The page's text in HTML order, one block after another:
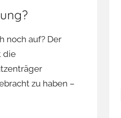
noch auf? Der
die
zu haben –